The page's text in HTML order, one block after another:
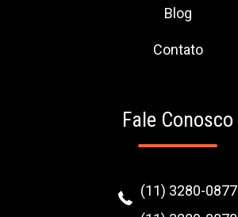
Blog
Contato
Fale Conosco
(11) 3280-0877